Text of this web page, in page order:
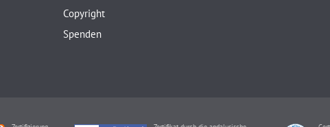
Copyright
Spenden